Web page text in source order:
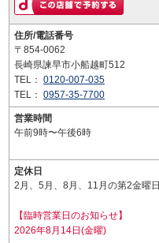
住所/電話番号
〒854-0062
長崎県諫早市小船越町512
TEL： 0120-007-035
TEL： 0957-35-7700
営業時間
午前9時〜午後6時
定休日
2月、5月、8月、11月の第2金曜日
【臨時営業日のお知らせ】
2026年8月14日(金曜)